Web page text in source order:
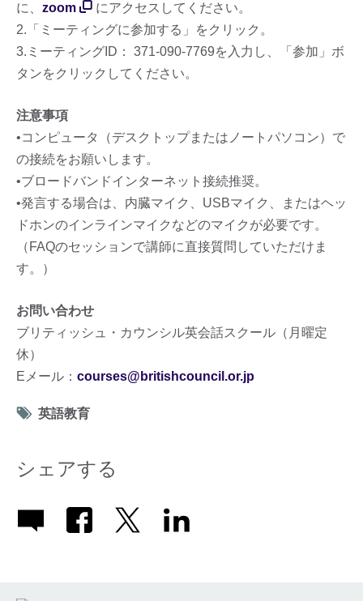
に、 zoom
にアクセスしてください。
2.「ミーティングに参加する」をクリック。
3.ミーティングID： 371-090-7769を入力し、「参加」ボ
タンをクリックしてください。
注意事項
•コンピュータ（デスクトップまたはノートパソコン）で
の接続をお願いします。
•ブロードバンドインターネット接続推奨。
•発言する場合は、内臓マイク、USBマイク、またはヘッ
ドホンのインラインマイクなどのマイクが必要です。
（FAQのセッションで講師に直接質問していただけま
す。）
お問い合わせ
ブリティッシュ・カウンシル英会話スクール（月曜定
休）
Eメール： courses@britishcouncil.or.jp
Tag
英語教育
シェアする